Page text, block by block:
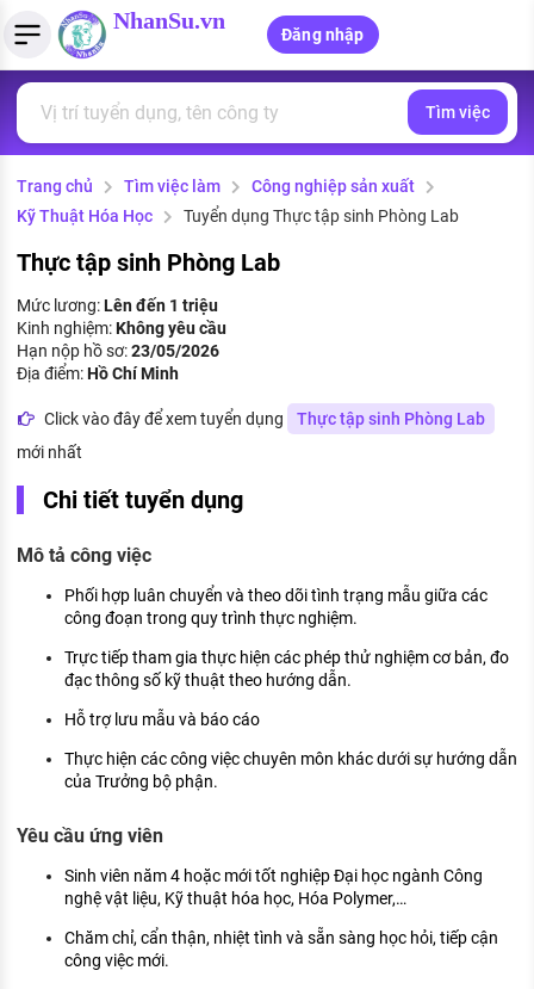
NhanSu.vn
Đăng nhập
Tìm việc làm
Việc làm ngành luật
Việc làm tốt nhất
CÔNG TY
Danh sách nhà tuyển dụng
Quản lý CV
Tải CV lên
MẪU CV THEO STYLE
Mẫu CV đơn giản
Mẫu CV hiện đại
Tính lương Gross - Net
Tính thuế thu nhập cá nhân
PHÁP LUẬT VIỆT NAM
Văn bản pháp luật
Chính sách mới
PHÁP LUẬT LAO ĐỘNG
Lao động và tiền lương
Bảo hiểm và phúc lợi
Thuế thu nhập
Hồ sơ biểu mẫu
Chính sách lao động
KHÁM PHÁ NGHỀ NGHIỆP
Tử vi nghề nghiệp
Kỹ năng nghề nghiệp
HƯỚNG NGHIỆP VIỆC LÀM
Đặc trưng từng nghề
Xu hướng việc làm
XÂY DỰNG VÀ PHÁT TRIỂN ĐỘI NGŨ
NHÂN SỰ
TUYỂN DỤNG VIỆC LÀM
Tìm việc
Trang chủ Tìm việc làm
Công nghiệp sản xuất
Kỹ Thuật Hóa Học
Tuyển dụng Thực tập sinh Phòng Lab
Thực tập sinh Phòng Lab
Mức lương:Lên đến 1 triệu
Kinh nghiệm:Không yêu cầu
Hạn nộp hồ sơ:23/05/2026
Địa điểm:Hồ Chí Minh
Click vào đây để xem tuyển dụng
Thực tập sinh Phòng Lab
mới nhất
Chi tiết tuyển dụng
Mô tả công việc
Phối hợp luân chuyển và theo dõi tình trạng mẫu giữa các
công đoạn trong quy trình thực nghiệm.
Trực tiếp tham gia thực hiện các phép thử nghiệm cơ bản, đo
đạc thông số kỹ thuật theo hướng dẫn.
Hỗ trợ lưu mẫu và báo cáo
Thực hiện các công việc chuyên môn khác dưới sự hướng dẫn
của Trưởng bộ phận.
Yêu cầu ứng viên
Sinh viên năm 4 hoặc mới tốt nghiệp Đại học ngành Công
nghệ vật liệu, Kỹ thuật hóa học, Hóa Polymer,…
Chăm chỉ, cẩn thận, nhiệt tình và sẵn sàng học hỏi, tiếp cận
công việc mới.